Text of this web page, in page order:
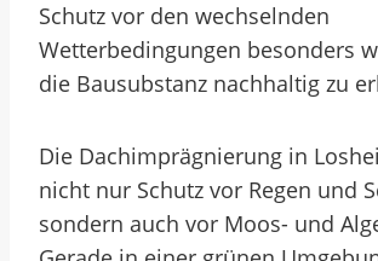
Schutz vor den wechselnden
Wetterbedingungen besonders
die Bausubstanz nachhaltig zu
Die Dachimprägnierung in
nicht nur Schutz vor Regen und
sondern auch vor Moos- und